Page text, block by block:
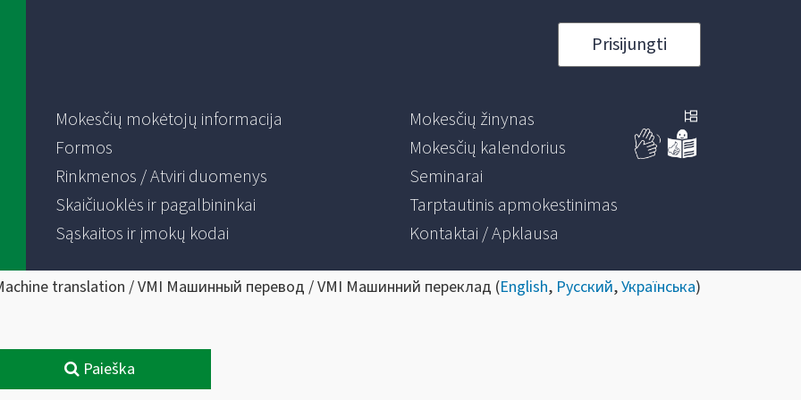
Prisijungti
Mokesčių mokėtojų informacija
Formos
Rinkmenos / Atviri duomenys
Skaičiuoklės ir pagalbininkai
Sąskaitos ir įmokų kodai
Mokesčių žinynas
Mokesčių kalendorius
Seminarai
Tarptautinis apmokestinimas
Kontaktai / Apklausa
translation / VMI Машинный перевод / VMI Машинний переклад (English, Русский,Українська)
Paieška